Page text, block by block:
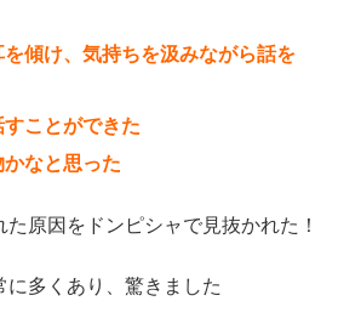
傾け、気持ちを汲みながら話を
ことができた
なと思った
原因をドンピシャで見抜かれた！
に多くあり、驚きました